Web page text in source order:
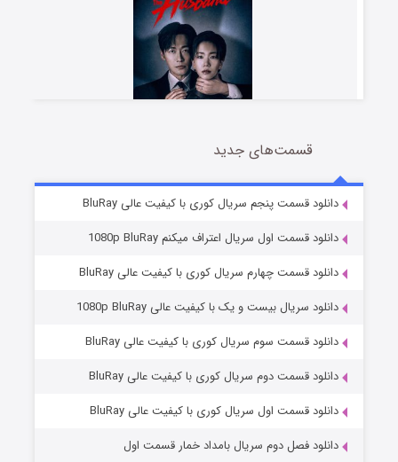
قسمت8 (زیرنویس) منتشر شد
عملیات آپارتمان
قسمت2 (زیرنویس) منتشر شد
قسمت‌های جدید
دانلود قسمت پنجم سریال کوری با کیفیت عالی BluRay
دانلود قسمت اول سریال اعتراف میکنم 1080p BluRay
دانلود قسمت چهارم سریال کوری با کیفیت عالی BluRay
دانلود سریال بیست و یک با کیفیت عالی 1080p BluRay
دانلود قسمت سوم سریال کوری با کیفیت عالی BluRay
دانلود قسمت دوم سریال کوری با کیفیت عالی BluRay
دانلود قسمت اول سریال کوری با کیفیت عالی BluRay
دانلود فصل دوم سریال بامداد خمار قسمت اول